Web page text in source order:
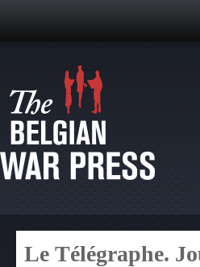
Le Télégraphe.